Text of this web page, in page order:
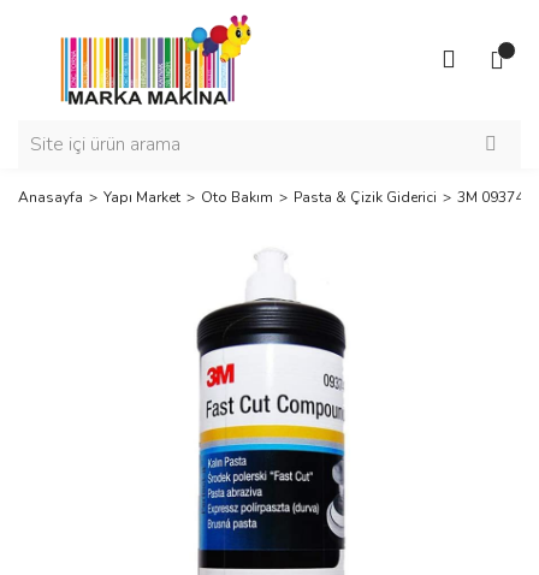
Anasayfa Yapı Market Oto Bakım Pasta & Çizik Giderici 3M 09374